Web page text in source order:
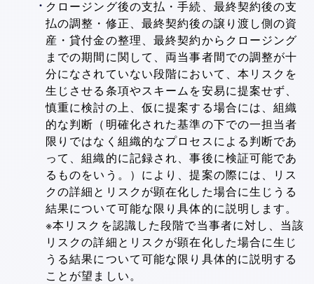
クロージング後の支払・手続、最終契約後の支
払の調整・修正、最終契約後の譲り渡し側の資
産・貸付金の整理、最終契約からクロージング
までの期間に関して、両当事者間での調整が十
分になされていない段階において、本リスクを
生じさせる条項やスキームを安易に提案せず、
慎重に検討の上、仮に提案する場合には、組織
的な判断（明確化された基準の下での一担当者
限りではなく組織的なプロセスによる判断であ
って、組織的に記録され、事後に検証可能であ
るものをいう。）により、提案の際には、リス
クの詳細とリスクが顕在化した場合に生じうる
結果について可能な限り具体的に説明します。
※本リスクを認識した段階で当事者に対し、当該
リスクの詳細とリスクが顕在化した場合に生じ
うる結果について可能な限り具体的に説明する
ことが望ましい。